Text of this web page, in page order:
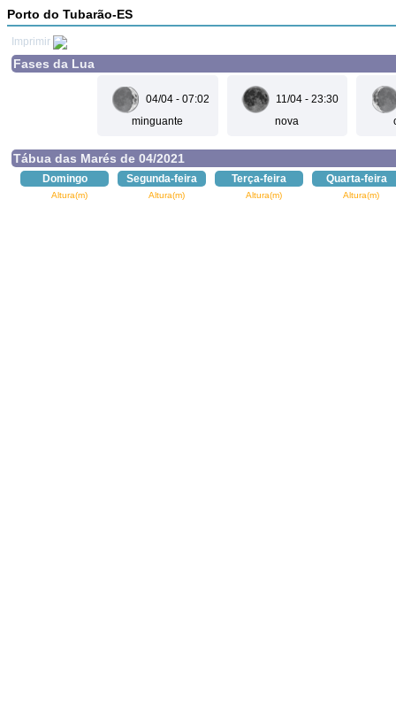
Porto do Tubarão-ES
Imprimir
Fases da Lua
04/04 - 07:02
minguante
11/04 - 23:30
nova
Tábua das Marés de 04/2021
Domingo Segunda-feira Terça-feira Quarta-feira
Altura(m) Altura(m) Altura(m) Altura(m)